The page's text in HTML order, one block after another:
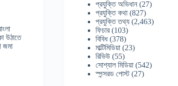
উঠাতে
জমা
প্রযুক্তি অভিধান (27)
প্রযুক্তি কথা (827)
প্রযুক্তি তথ্য (2,463)
ফিচার(103)
বিবিধ(378)
মাল্টিমিডিয়া (23)
রিভিউ (55)
সোশ্যাল মিডিয়া (542)
স্পন্সরড পোস্ট(27)